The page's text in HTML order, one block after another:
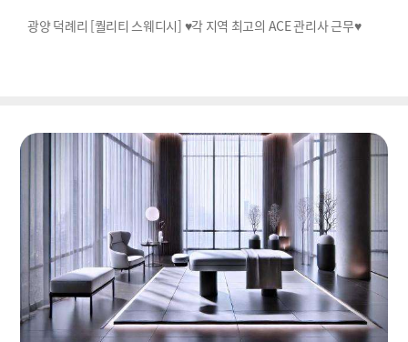
광양 덕례리 [퀄리티 스웨디시] ♥각 지역 최고의 ACE 관리사 근무♥